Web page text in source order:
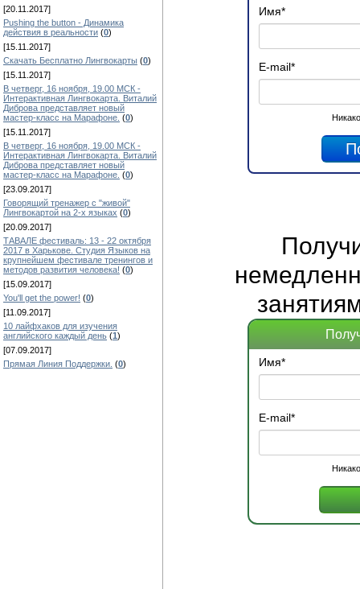
[20.11.2017]
Pushing the button - Динамика
действия в реальности (0)
[15.11.2017]
Скачать Бесплатно Лингвокарты (0)
[15.11.2017]
В четверг, 16 ноября, 19.00 МСК -
Интерактивная Лингвокарта. Виталий
Диброва представляет новый
мастер-класс на Марафоне. (0)
[15.11.2017]
В четверг, 16 ноября, 19.00 МСК -
Интерактивная Лингвокарта. Виталий
Диброва представляет новый
мастер-класс на Марафоне. (0)
[23.09.2017]
Говорящий тренажер с "живой"
Лингвокартой на 2-х языках (0)
[20.09.2017]
ТАВАЛЕ фестиваль: 13 - 22 октября
2017 в Харькове. Студия Языков на
крупнейшем фестивале тренингов и
методов развития человека! (0)
[15.09.2017]
You'll get the power! (0)
[11.09.2017]
10 лайфхаков для изучения
английского каждый день (1)
[07.09.2017]
Прямая Линия Поддержки. (0)
Имя*
E-mail*
Имя*
E-mail*